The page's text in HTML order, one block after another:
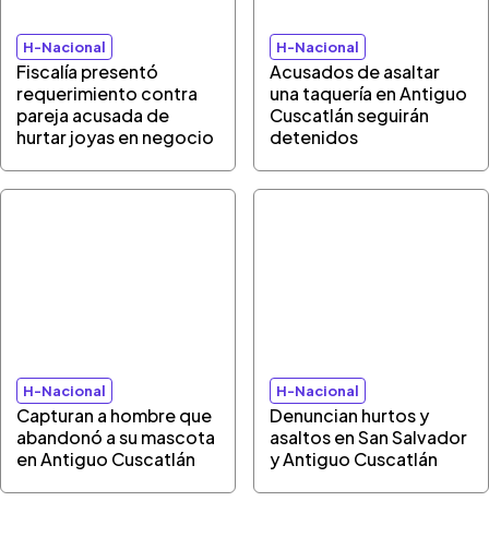
H-Nacional
Fiscalía presentó
requerimiento contra
pareja acusada de
hurtar joyas en negocio
H-Nacional
Acusados de asaltar
una taquería en Antiguo
Cuscatlán seguirán
detenidos
H-Nacional
Capturan a hombre que
abandonó a su mascota
en Antiguo Cuscatlán
H-Nacional
Denuncian hurtos y
asaltos en San Salvador
y Antiguo Cuscatlán